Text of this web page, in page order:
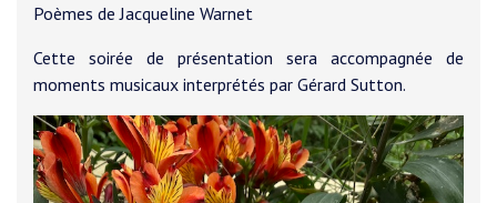
Poèmes de Jacqueline Warnet
Cette soirée de présentation sera accompagnée de
moments musicaux interprétés par Gérard Sutton.